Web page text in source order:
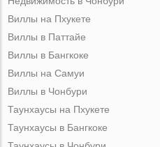
Виллы на Пхукете
Виллы в Паттайе
Виллы в Бангкоке
Виллы на Самуи
Виллы в Чонбури
Таунхаусы на Пхукете
Таунхаусы в Бангкоке